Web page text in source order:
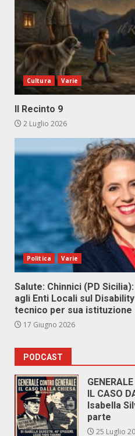
Cultura Varie
Il Recinto 9
2 Luglio 2026
Politica Varie
Salute: Chinnici (PD
agli Enti Locali sul
tecnico per sua istituzione
17 Giugno 2026
PODCAST
IL CASO
Isabella
parte
25 Luglio